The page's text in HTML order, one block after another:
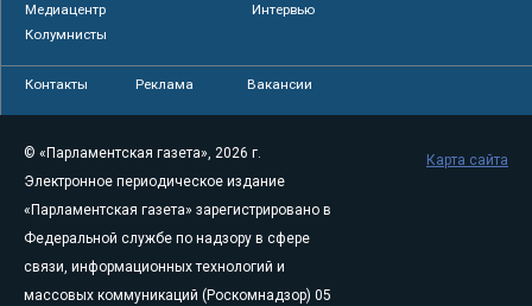
Медиацентр
Интервью
Колумнисты
Контакты Реклама Вакансии
© «Парламентская газета», 2026 г.
Электронное периодическое издание
«Парламентская газета» зарегистрировано в
Федеральной службе по надзору в сфере
связи, информационных технологий и
массовых коммуникаций (Роскомнадзор) 05
Карта сайта